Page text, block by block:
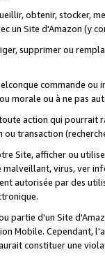
obtenir, stocker,
un Site d'Amazon (y
supprimer ou
commande
morale ou à ne pas
action qui
transaction
Site, afficher ou
virus, ver
autorisée par des
partie d'un Site
Mobile. Cependant,
constituer une